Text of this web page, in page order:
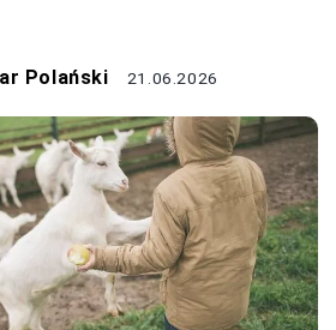
Polański 21.06.2026